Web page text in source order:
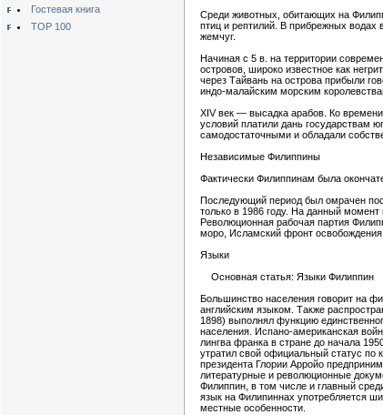
Гостевая книга
TOP 100
Среди животных, обитающих на
птиц и рептилий. В прибрежных
жемчуг.
Начиная с 5 в. на территории
островов, широко известное как
через Тайвань на острова прибыли
индо-малайским морским
XIV век — высадка арабов. Ко
условий платили дань государствам
самодостаточными и обладали
Независимые Филиппины
Фактически Филиппинам была
Последующий период был омрачен
только в 1986 году. На данный
Революционная рабочая партия
моро, Исламский фронт
Языки
Основная статья: Языки Филиппин
Большинство населения говорит на
английским языком. Также
1898) выполнял функцию
населения. Испано-американская
лингва франка в стране до начала
утратил свой официальный статус по
президента Глории Арройо
литературные и революционные
Филиппин, в том числе и главный
язык на Филипиннах употребляется
местные особенности.